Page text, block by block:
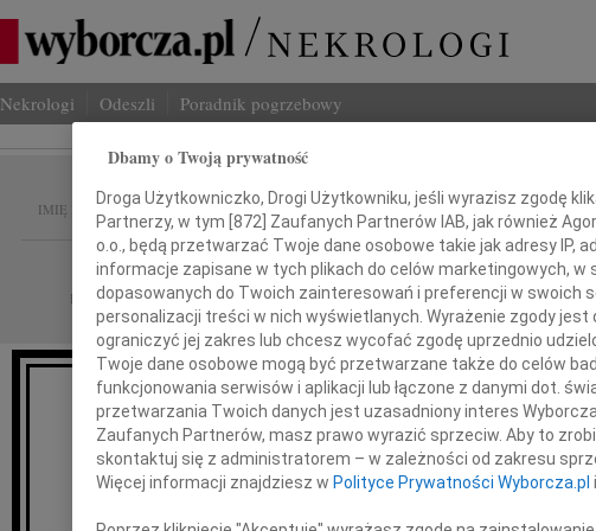
Nekrologi Odeszli Poradnik pogrzebowy
IMIĘ I NAZWISKO: Mirosław Chojecki
REGION: Warszawa
DATA EMISJI: 17.10.2025
Żegnamy pierwszego szefa NOWej
Dbamy o Twoją prywatność
Droga Użytkowniczko, Drogi Użytkowniku, jeśli wyrazisz zgodę
Partnerzy, w tym [872] Zaufanych Partnerów IAB, jak również
o.o., będą przetwarzać Twoje dane osobowe takie jak adresy IP,
informacje zapisane w tych plikach do celów marketingowych,
dopasowanych do Twoich zainteresowań i preferencji w swoich
personalizacji treści w nich wyświetlanych. Wyrażenie zgody
ograniczyć jej zakres lub chcesz wycofać zgodę uprzednio
Twoje dane osobowe mogą być przetwarzane także do celów
funkcjonowania serwisów i aplikacji lub łączone z danymi dot.
przetwarzania Twoich danych jest uzasadniony interes Wyborcza
Zaufanych Partnerów, masz prawo wyrazić sprzeciw. Aby to
skontaktuj się z administratorem – w zależności od zakresu
Więcej informacji znajdziesz w Polityce Prywatności Wyborcza.pl i